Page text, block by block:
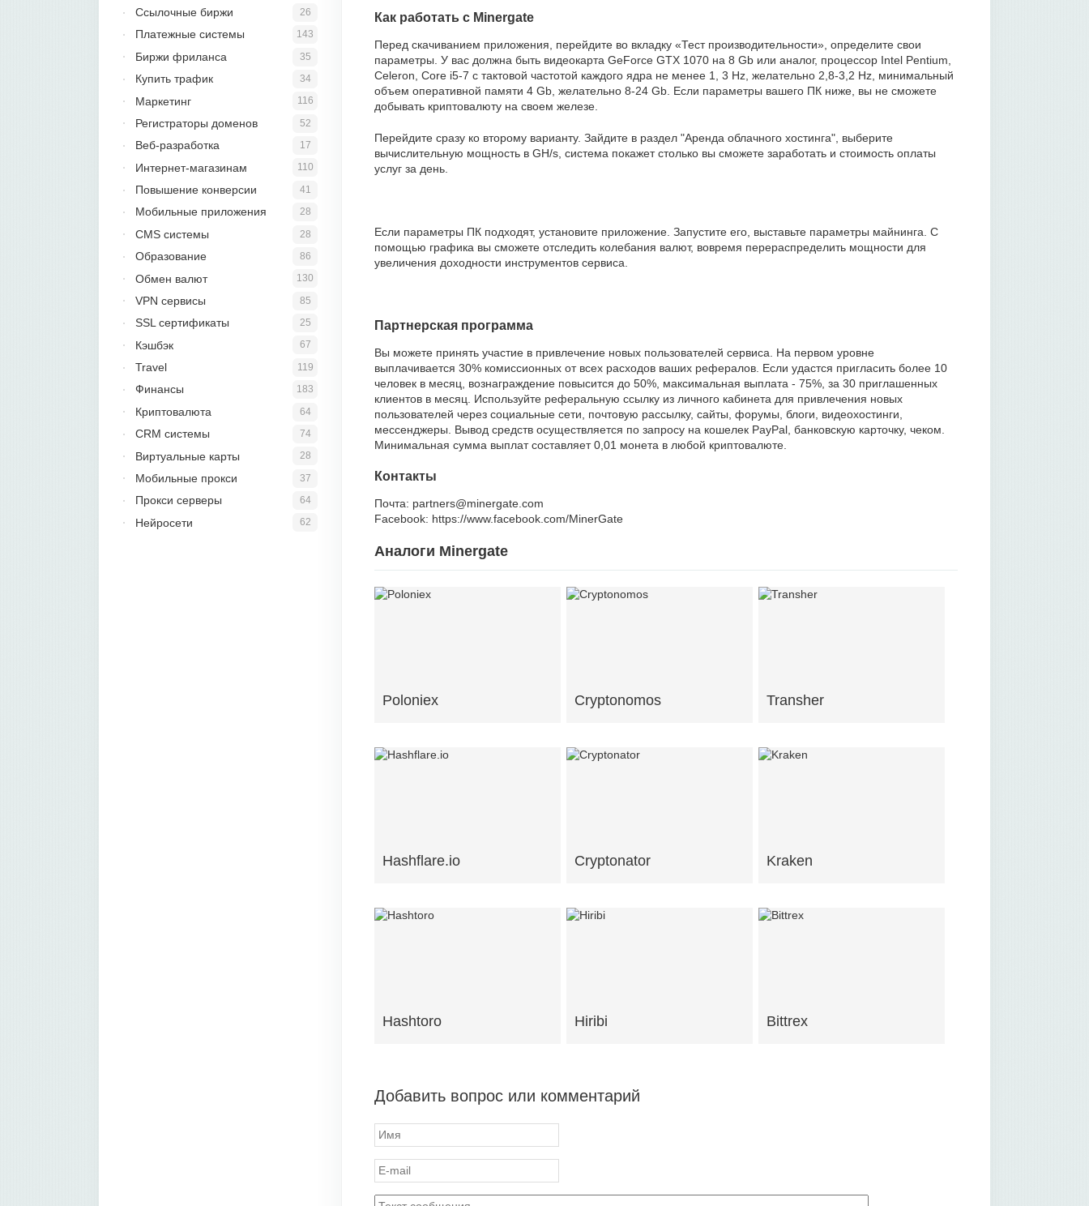
Как работать с Minergate
Перед скачиванием приложения, перейдите во вкладку «Тест производительности», определите свои
параметры. У вас должна быть видеокарта GeForce GTX 1070 на 8 Gb или аналог, процессор Intel Pentium,
Celeron, Core i5-7 с тактовой частотой каждого ядра не менее 1, 3 Hz, желательно 2,8-3,2 Hz, минимальный
объем оперативной памяти 4 Gb, желательно 8-24 Gb. Если параметры вашего ПК ниже, вы не сможете
добывать криптовалюту на своем железе.
Перейдите сразу ко второму варианту. Зайдите в раздел "Аренда облачного хостинга", выберите
вычислительную мощность в GH/s, система покажет столько вы сможете заработать и стоимость оплаты
услуг за день.
Если параметры ПК подходят, установите приложение. Запустите его, выставьте параметры майнинга. С
помощью графика вы сможете отследить колебания валют, вовремя перераспределить мощности для
увеличения доходности инструментов сервиса.
Партнерская программа
Вы можете принять участие в привлечение новых пользователей сервиса. На первом уровне
выплачивается 30% комиссионных от всех расходов ваших рефералов. Если удастся пригласить более 10
человек в месяц, вознаграждение повысится до 50%, максимальная выплата - 75%, за 30 приглашенных
клиентов в месяц. Используйте реферальную ссылку из личного кабинета для привлечения новых
пользователей через социальные сети, почтовую рассылку, сайты, форумы, блоги, видеохостинги,
мессенджеры. Вывод средств осуществляется по запросу на кошелек PayPal, банковскую карточку, чеком.
Минимальная сумма выплат составляет 0,01 монета в любой криптовалюте.
Контакты
Почта: partners@minergate.com
Facebook: https://www.facebook.com/MinerGate
Аналоги Minergate
Poloniex Cryptonomos Transher
Hashflare.io Cryptonator Kraken
Hashtoro Hiribi Bittrex
Добавить вопрос или комментарий
26
Ссылочные биржи
143
Платежные системы
35
Биржи фриланса
34
Купить трафик
116
Маркетинг
52
Регистраторы доменов
17
Веб-разработка
110
Интернет-магазинам
41
Повышение конверсии
28
Мобильные приложения
28
CMS системы
86
Образование
130
Обмен валют
85
VPN сервисы
25
SSL сертификаты
67
Кэшбэк
119
Travel
183
Финансы
64
Криптовалюта
74
CRM системы
28
Виртуальные карты
37
Мобильные прокси
64
Прокси серверы
62
Нейросети